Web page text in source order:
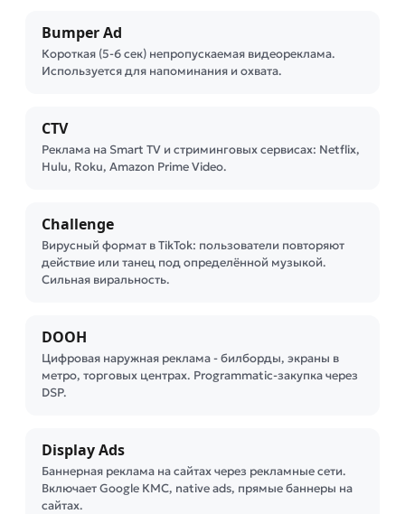
Bumper Ad
Короткая (5-6 сек) непропускаемая видеореклама.
Используется для напоминания и охвата.
CTV
Реклама на Smart TV и стриминговых сервисах: Netflix,
Hulu, Roku, Amazon Prime Video.
Challenge
Вирусный формат в TikTok: пользователи повторяют
действие или танец под определённой музыкой.
Сильная виральность.
DOOH
Цифровая наружная реклама - билборды, экраны в
метро, торговых центрах. Programmatic-закупка через
DSP.
Display Ads
Баннерная реклама на сайтах через рекламные сети.
Включает Google КМС, native ads, прямые баннеры на
сайтах.